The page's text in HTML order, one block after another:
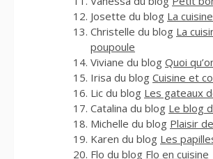
Josette du blog La
Christelle du blog La
poupoule
Viviane du blog Quoi
Irisa du blog Cuisine et
Lic du blog Les gateaux
Catalina du blog Le blog
Michelle du blog Plaisir
Karen du blog Les
Flo du blog Flo en cuisine